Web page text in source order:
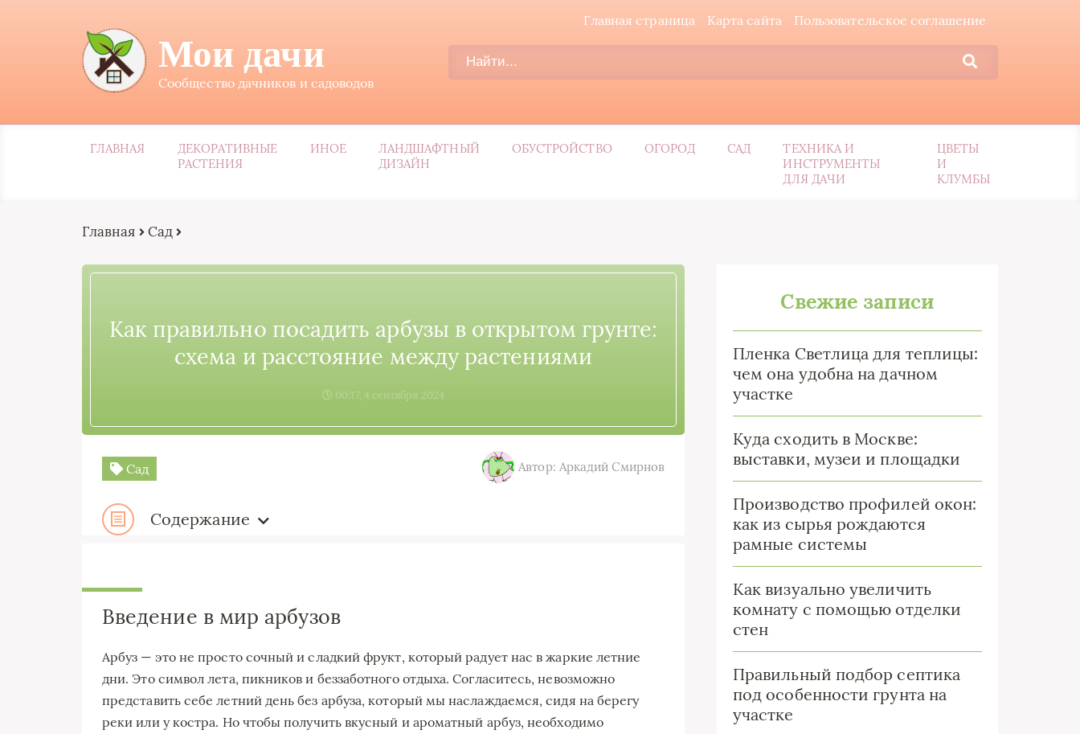
Главная страница Карта сайта Пользовательское соглашение
Мои дачи
Сообщество дачников и садоводов
ГЛАВНАЯ
ДЕКОРАТИВНЫЕ
РАСТЕНИЯ
ИНОЕ
ЛАНДШАФТНЫЙ
ДИЗАЙН
ОБУСТРОЙСТВО ОГОРОД САД
ТЕХНИКА И
ИНСТРУМЕНТЫ
ДЛЯ ДАЧИ
ЦВЕТЫ
И
КЛУМБЫ
Главная Сад
Как правильно посадить арбузы в открытом грунте:
схема и расстояние между растениями
00:17, 4 сентября 2024
Сад Автор: Аркадий Смирнов
Содержание
Введение в мир арбузов
Арбуз — это не просто сочный и сладкий фрукт, который радует нас в жаркие летние
дни. Это символ лета, пикников и беззаботного отдыха. Согласитесь, невозможно
представить себе летний день без арбуза, который мы наслаждаемся, сидя на берегу
реки или у костра. Но чтобы получить вкусный и ароматный арбуз, необходимо
Свежие записи
Пленка Светлица для теплицы:
чем она удобна на дачном
участке
Куда сходить в Москве:
выставки, музеи и площадки
Производство профилей окон:
как из сырья рождаются
рамные системы
Как визуально увеличить
комнату с помощью отделки
стен
Правильный подбор септика
под особенности грунта на
участке